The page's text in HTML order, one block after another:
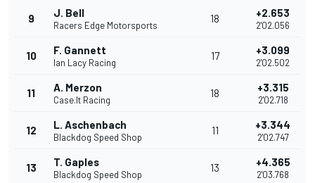
9 J. Bell
Racers Edge Motorsports
18 +2.653
2'02.056
10 F. Gannett
Ian Lacy Racing
17 +3.099
2'02.502
11 A. Merzon
Case.It Racing
18 +3.315
2'02.718
12 L. Aschenbach
Blackdog Speed Shop
11 +3.344
2'02.747
13 T. Gaples
Blackdog Speed Shop
13 +4.365
2'03.768